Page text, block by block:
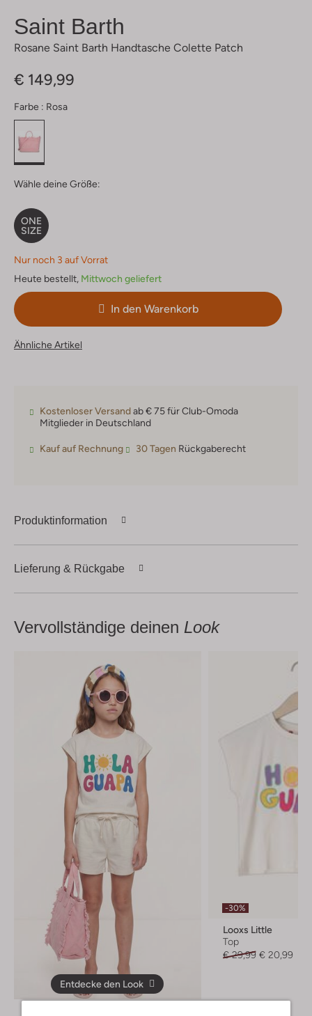
Saint Barth
Rosane Saint Barth Handtasche Colette Patch
€ 149,99
Farbe : Rosa
Wähle deine Größe:
ONE
SIZE
Nur noch 3 auf Vorrat
Heute bestellt, Mittwoch geliefert
In den Warenkorb
Ähnliche Artikel
Kostenloser Versandab € 75 für Club-Omoda
Mitglieder in Deutschland
Kauf auf Rechnung 30 Tagen Rückgaberecht
Produktinformation
Lieferung & Rückgabe
Vervollständige deinen Look
Entdecke den Look
-30%
Looxs Little
Top
€ 29,99 € 20,99